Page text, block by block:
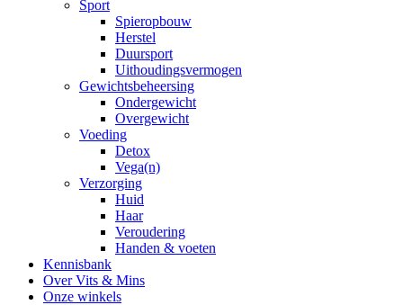
Sport
Spieropbouw
Herstel
Duursport
Uithoudingsvermogen
Gewichtsbeheersing
Ondergewicht
Overgewicht
Voeding
Detox
Vega(n)
Verzorging
Huid
Haar
Veroudering
Handen & voeten
Kennisbank
Over Vits & Mins
Onze winkels